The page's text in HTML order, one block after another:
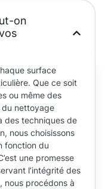
on
surface
Que ce soit
ou même des
du nettoyage
des techniques de
nous choisissons
fonction du
une promesse
l’intégrité des
nous procédons à